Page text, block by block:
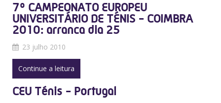
7º CAMPEONATO EUROPEU
UNIVERSITÁRIO DE TÉNIS - COIMBRA
2010: arranca dia 25
23 julho 2010
Continue a leitura
CEU Ténis - Portugal